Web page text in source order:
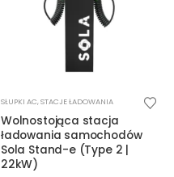
produkt
ma
wiele
wariantów.
SŁUPKI AC,STACJE ŁADOWANIA
Wolnostojąca stacja
ładowania samochodów
Sola Stand-e (Type 2 |
22kW)